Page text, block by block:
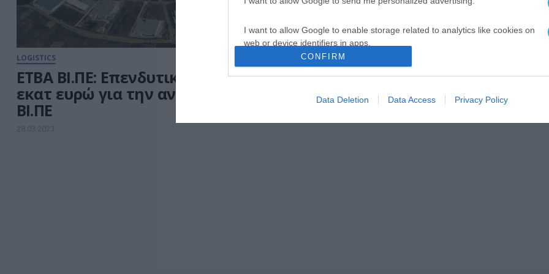
I want to allow Google to enable storage related to analytics like cookies on
web or device identifiers in apps.
I want to allow Google to enable storage related to functionality of the website
I want to allow Google to enable storage related to personalization.
CONFIRM
Data Deletion Data Access Privacy Policy
LOGISTICS
ΕΤΒΑ ΒΙ.ΠΕ: Επενδυτικό πλάνο 50
εκατ ευρώ για την αναβάθμιση 14
ΒΙ.ΠΕ
28.03.2023